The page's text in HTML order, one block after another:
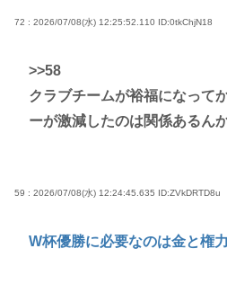
72 : 2026/07/08(水) 12:25:52.110 ID:0tkChjN18
>>58
クラブチームが裕福になって
ーが激減したのは関係あるん
59 : 2026/07/08(水) 12:24:45.635 ID:ZVkDRTD8u
W杯優勝に必要なのは金と権